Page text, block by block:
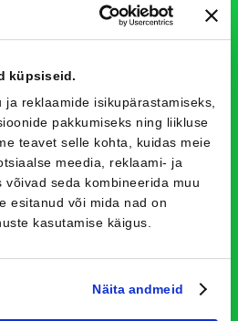
küpsiseid.
ja reklaamide isikupärastamiseks,
pakkumiseks ning liikluse
teavet selle kohta, kuidas meie
meedia, reklaami- ja
seda kombineerida muu
esitanud või mida nad on
kasutamise käigus.
Näita andmeid